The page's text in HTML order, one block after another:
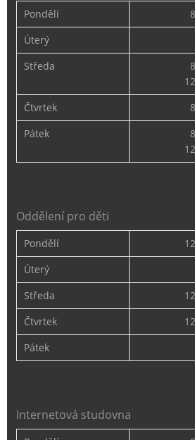
Pondělí
Úterý
Středa
Čtvrtek
Pátek
Oddělení pro děti
Pondělí
Úterý
Středa
Čtvrtek
Pátek
Internetová studovna